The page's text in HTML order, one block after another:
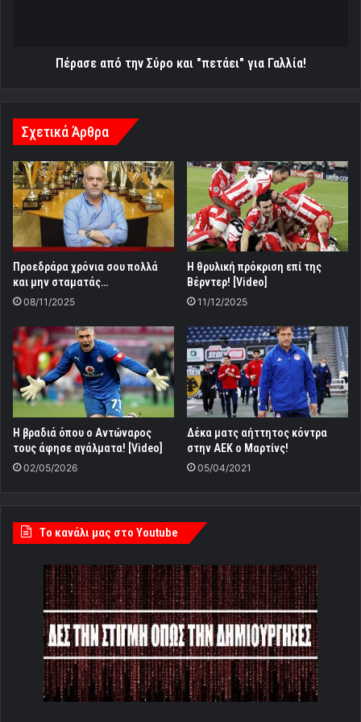
Πέρασε από την Σύρο και "πετάει" για Γαλλία!
Σχετικά Άρθρα
Προεδράρα χρόνια σου πολλά
και μην σταματάς…
08/11/2025
Η θρυλική πρόκριση επί της
Βέρντερ! [Video]
11/12/2025
Η βραδιά όπου ο Αντώναρος
τους άφησε αγάλματα! [Video]
02/05/2026
Δέκα ματς αήττητος κόντρα
στην ΑΕΚ ο Μαρτίνς!
05/04/2021
Tο κανάλι μας στο Youtube